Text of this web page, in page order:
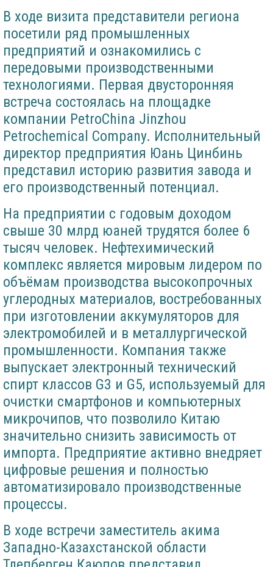
В ходе визита представители региона
посетили ряд промышленных
предприятий и ознакомились с
передовыми производственными
технологиями. Первая двусторонняя
встреча состоялась на площадке
компании PetroChina Jinzhou
Petrochemical Company. Исполнительный
директор предприятия Юань Цинбинь
представил историю развития завода и
его производственный потенциал.
На предприятии с годовым доходом
свыше 30 млрд юаней трудятся более 6
тысяч человек. Нефтехимический
комплекс является мировым лидером по
объёмам производства высокопрочных
углеродных материалов, востребованных
при изготовлении аккумуляторов для
электромобилей и в металлургической
промышленности. Компания также
выпускает электронный технический
спирт классов G3 и G5, используемый для
очистки смартфонов и компьютерных
микрочипов, что позволило Китаю
значительно снизить зависимость от
импорта. Предприятие активно внедряет
цифровые решения и полностью
автоматизировало производственные
процессы.
В ходе встречи заместитель акима
Западно-Казахстанской области